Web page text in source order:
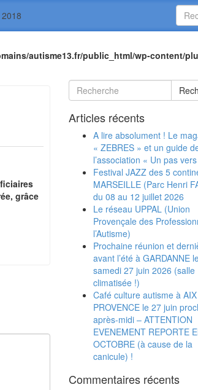
autisme13.fr/public_html/wp-content/
grâce
Articles récents
A lire absolument ! Le
« ZEBRES » et un guide
l’association « Un pas
Festival JAZZ des 5
MARSEILLE (Parc Henri
du 08 au 12 juillet 2026
Le réseau UPPAL (Union
Provençale des
l’Autisme)
Prochaine réunion et
avant l’été à GARDANNE
samedi 27 juin 2026 (salle
climatisée !)
Café culture autisme à
PROVENCE le 27 juin
après-midi – ATTENTION
EVENEMENT REPORTE
OCTOBRE (à cause de la
canicule) !
Commentaires récents